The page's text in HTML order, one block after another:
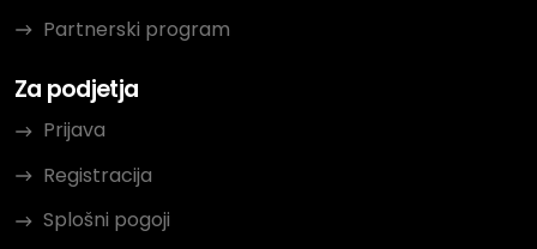
Partnerski program
Za podjetja
Prijava
Registracija
Splošni pogoji